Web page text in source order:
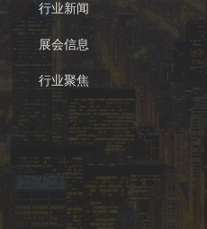
行业新闻
展会信息
行业聚焦